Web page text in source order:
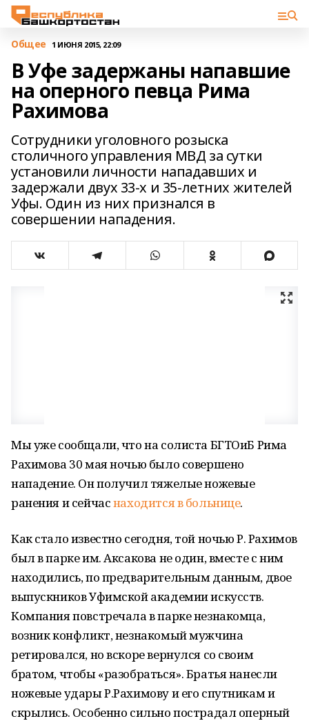
Общее 1 ИЮНЯ 2015, 22:09
В Уфе задержаны напавшие
на оперного певца Рима
Рахимова
Сотрудники уголовного розыска
столичного управления МВД за сутки
установили личности нападавших и
задержали двух 33-х и 35-летних жителей
Уфы. Один из них признался в
совершении нападения.
Мы уже сообщали, что на солиста БГТОиБ Рима
Рахимова 30 мая ночью было совершено
нападение. Он получил тяжелые ножевые
ранения и сейчаснаходится в больнице.
Как стало известно сегодня, той ночью Р. Рахимов
был в парке им. Аксакова не один, вместе с ним
находились, по предварительным данным, двое
выпускников Уфимской академии искусств.
Компания повстречала в парке незнакомца,
возник конфликт, незнакомый мужчина
ретировался, но вскоре вернулся со своим
братом, чтобы «разобраться». Братья нанесли
ножевые удары Р.Рахимову и его спутникам и
скрылись. Особенно сильно пострадал оперный